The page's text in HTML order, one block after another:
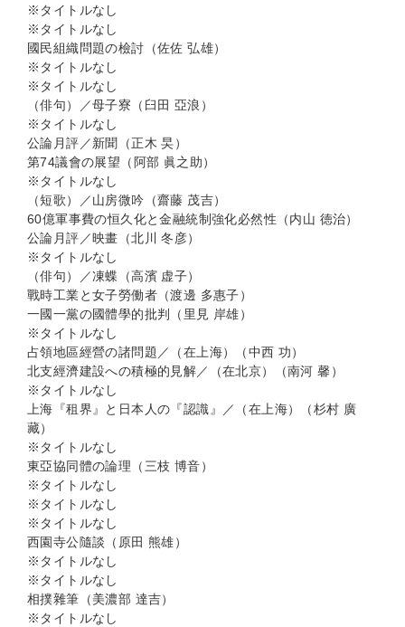
※タイトルなし
※タイトルなし
國民組織問題の檢討（佐佐 弘雄）
※タイトルなし
※タイトルなし
（俳句）／母子寮（臼田 亞浪）
※タイトルなし
公論月評／新聞（正木 旲）
第74議會の展望（阿部 眞之助）
※タイトルなし
（短歌）／山房微吟（齋藤 茂吉）
60億軍事費の恒久化と金融統制強化必然性（内山 徳治）
公論月評／映畫（北川 冬彦）
※タイトルなし
（俳句）／凍蝶（高濱 虚子）
戰時工業と女子勞働者（渡邊 多惠子）
一國一黨の國體學的批判（里見 岸雄）
※タイトルなし
占領地區經營の諸問題／（在上海）（中西 功）
北支經濟建設への積極的見解／（在北京）（南河 馨）
※タイトルなし
上海『租界』と日本人の『認識』／（在上海）（杉村 廣
藏）
※タイトルなし
東亞協同體の論理（三枝 博音）
※タイトルなし
※タイトルなし
※タイトルなし
西園寺公隨談（原田 熊雄）
※タイトルなし
※タイトルなし
相撲雜筆（美濃部 達吉）
※タイトルなし